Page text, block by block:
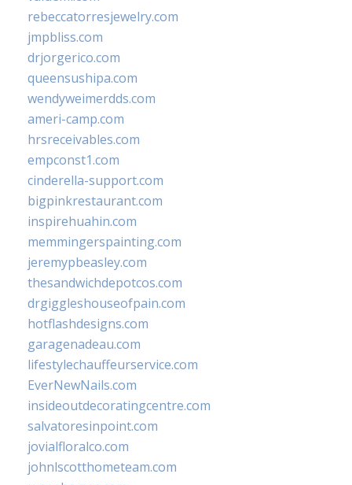
rebeccatorresjewelry.com
jmpbliss.com
drjorgerico.com
queensushipa.com
wendyweimerdds.com
ameri-camp.com
hrsreceivables.com
empconst1.com
cinderella-support.com
bigpinkrestaurant.com
inspirehuahin.com
memmingerspainting.com
jeremypbeasley.com
thesandwichdepotcos.com
drgiggleshouseofpain.com
hotflashdesigns.com
garagenadeau.com
lifestylechauffeurservice.com
EverNewNails.com
insideoutdecoratingcentre.com
salvatoresinpoint.com
jovialfloralco.com
johnlscotthometeam.com